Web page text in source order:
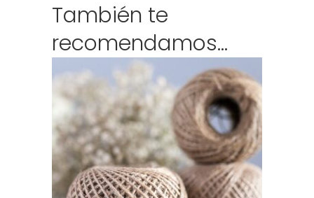
También te
recomendamos…